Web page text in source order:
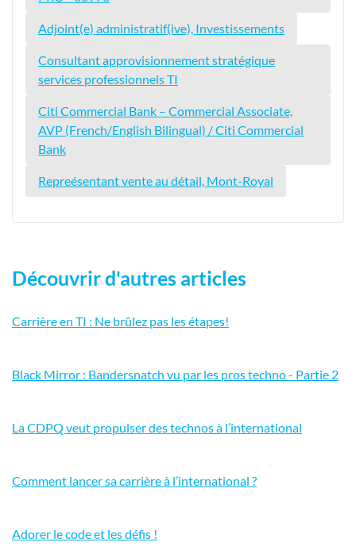
Adjoint(e) administratif(ive), Investissements
Consultant approvisionnement stratégique
services professionnels TI
Citi Commercial Bank – Commercial Associate,
AVP (French/English Bilingual) / Citi Commercial
Bank
Repreésentant vente au détail, Mont-Royal
Découvrir d'autres articles
Carrière en TI : Ne brûlez pas les étapes!
Black Mirror : Bandersnatch vu par les pros techno - Partie 2
La CDPQ veut propulser des technos à l’international
Comment lancer sa carrière à l’international ?
Adorer le code et les défis !